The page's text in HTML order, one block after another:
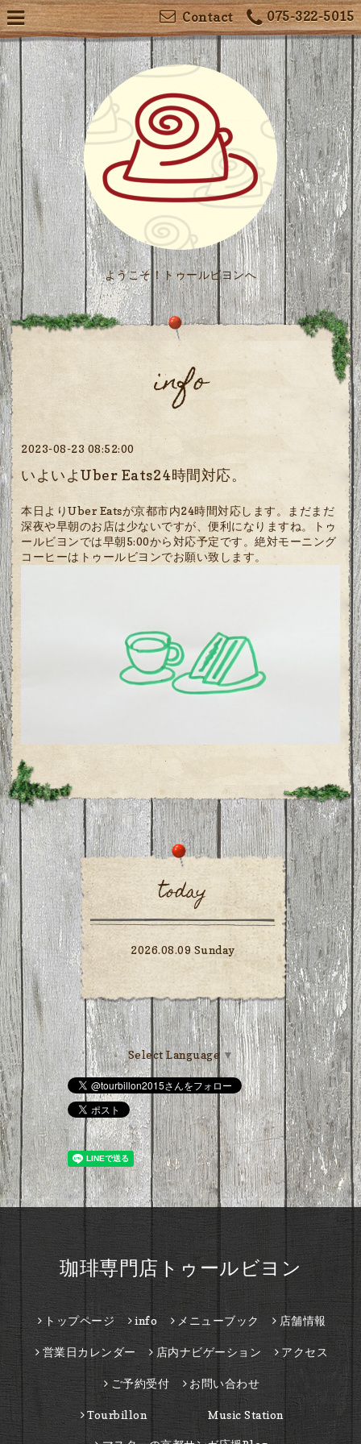
075-322-5015
Contact
ようこそ！トゥールビヨンへ
info
2023-08-23 08:52:00
いよいよUber Eats24時間対応。
本日よりUber Eatsが京都市内24時間対応します。まだまだ
深夜や早朝のお店は少ないですが、便利になりますね。トゥ
ールビヨンでは早朝5:00から対応予定です。絶対モーニング
コーヒーはトゥールビヨンでお願い致します。
today
2026.08.09 Sunday
Select Language▼
珈琲専門店トゥールビヨン
トップページ info メニューブック 店舗情報
営業日カレンダー 店内ナビゲーション アクセス
ご予約受付 お問い合わせ
Tourbillon Music Station